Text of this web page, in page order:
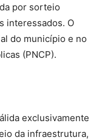
por sorteio
interessados. O
do município e no
(PNCP).
exclusivamente
da infraestrutura,